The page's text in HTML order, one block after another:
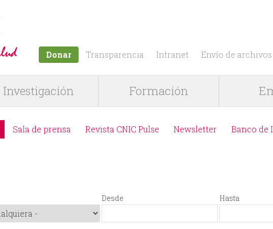
Donar Transparencia Intranet Envío de archivos
Investigación Formación
Sala de prensa Revista CNIC Pulse Newsletter Banco de
Desde
e
e
Hasta
a
e